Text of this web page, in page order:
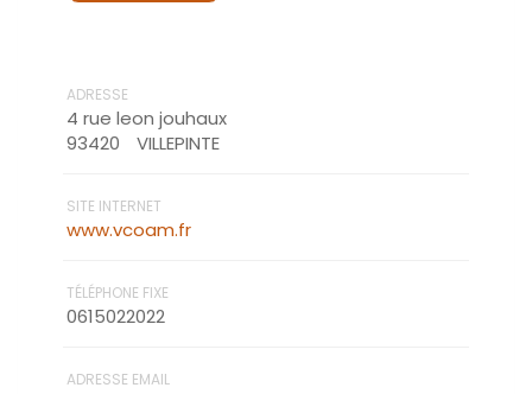
ADRESSE
4 rue leon jouhaux
93420
VILLEPINTE
SITE INTERNET
www.vcoam.fr
TÉLÉPHONE FIXE
0615022022
ADRESSE EMAIL